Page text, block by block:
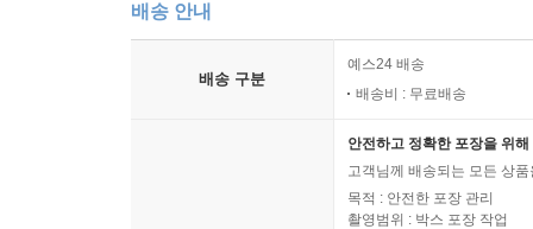
배송 안내
배송 구분
예스24 배송
배송비 : 무료배송
안전하고 정확한 포장을 위
고객님께 배송되는 모든 상
목적 : 안전한 포장 관리
촬영범위 : 박스 포장 작업